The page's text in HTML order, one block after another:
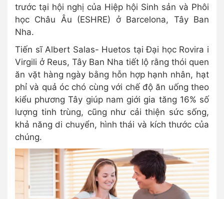
trước tại hội nghị của Hiệp hội Sinh sản và Phôi
học Châu Âu (ESHRE) ở Barcelona, ​​Tây Ban
Nha.
Tiến sĩ Albert Salas- Huetos tại Đại học Rovira i
Virgili ở Reus, Tây Ban Nha tiết lộ rằng thói quen
ăn vặt hàng ngày bằng hỗn hợp hạnh nhân, hạt
phỉ và quả óc chó cùng với chế độ ăn uống theo
kiểu phương Tây giúp nam giới gia tăng 16% số
lượng tinh trùng, cũng như cải thiện sức sống,
khả năng di chuyển, hình thái và kích thước của
chúng.